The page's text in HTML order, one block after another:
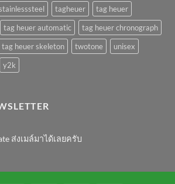
tagheuer
tag heuer
tag heuer automatic
tag heuer chronograph
tag heuer skeleton twotone
unisex
y2k
ส่งเมล์มาได้เลยครับ